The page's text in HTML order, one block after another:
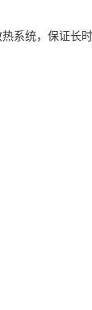
系统，保证长